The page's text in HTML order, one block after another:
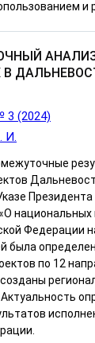
и
В
3 (2024)
И.
национальных
Федерации
была
по 12